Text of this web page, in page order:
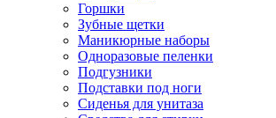
Горшки
Зубные щетки
Маникюрные наборы
Одноразовые пеленки
Подгузники
Подставки под ноги
Сиденья для унитаза